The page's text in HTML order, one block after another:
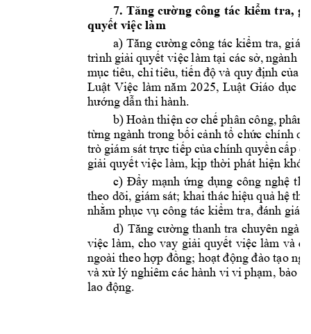
7. Tăng cường công tác kiểm tra,
quyết việc làm
a) Tăng cường công tác kiểm tra,
trình giải quyết việclàm tại các sở, ngành
mục tiêu, chỉ tiêu, tiến độ và quy định của
Luật Việc làm năm 2025, Luật Giáo dục
hướng dẫn thi hành.
b) Hoàn thiện cơ chế phân công, phân
từng ngành trong bối cảnh tổ chức chính
trò giám sát trực tiếpcủachính quyền cấp cơ
giải quyết việc làm, kịp thời phát hiện khó
c) Đẩy mạnh ứng dụng công nghệ
theo dõi, giám sát; khai thác hiệu quả hệ
nhằm phục vụ công tác kiểm tra, đánh giá,
d) Tăng cường thanh tra chuyên
việc làm, cho vay giải quyết việc làm và
ngoài theo hợp đồng; hoạt động đào tạo
và xử lý nghiêm các hành vi vi phạm, bảo
lao động.